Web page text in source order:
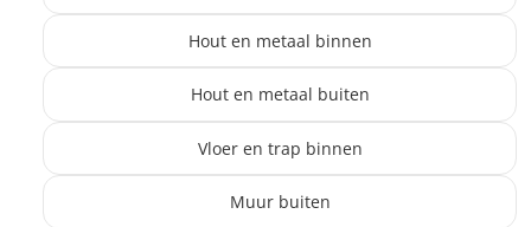
Hout en metaal binnen
Hout en metaal buiten
Vloer en trap binnen
Muur buiten